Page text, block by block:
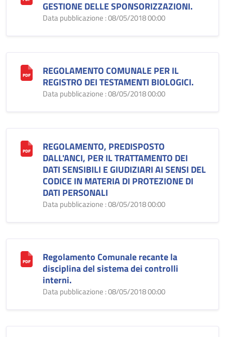
GESTIONE DELLE SPONSORIZZAZIONI.
Data pubblicazione : 08/05/2018 00:00
REGOLAMENTO COMUNALE PER IL
REGISTRO DEI TESTAMENTI BIOLOGICI.
Data pubblicazione : 08/05/2018 00:00
REGOLAMENTO, PREDISPOSTO
DALL'ANCI, PER IL TRATTAMENTO DEI
DATI SENSIBILI E GIUDIZIARI AI SENSI DEL
CODICE IN MATERIA DI PROTEZIONE DI
DATI PERSONALI
Data pubblicazione : 08/05/2018 00:00
Regolamento Comunale recante la
disciplina del sistema dei controlli
interni.
Data pubblicazione : 08/05/2018 00:00